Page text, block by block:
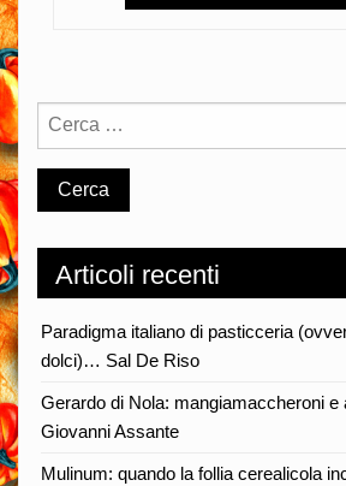
Articoli recenti
Paradigma italiano di pasticceria
dolci)… Sal De Riso
Gerardo di Nola: mangiamaccheroni
Giovanni Assante
Mulinum: quando la follia cerealicola